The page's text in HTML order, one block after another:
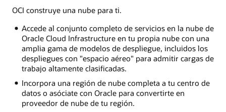
OCI construye una nube para ti.
Accede al conjunto completo de servicios en la nube de
Oracle Cloud Infrastructure en tu propia nube con una
amplia gama de modelos de despliegue, incluidos los
despliegues con "espacio aéreo" para admitir cargas de
trabajo altamente clasificadas.
Incorpora una región de nube completa a tu centro de
datos o asóciate con Oracle para convertirte en
proveedor de nube de tu región.